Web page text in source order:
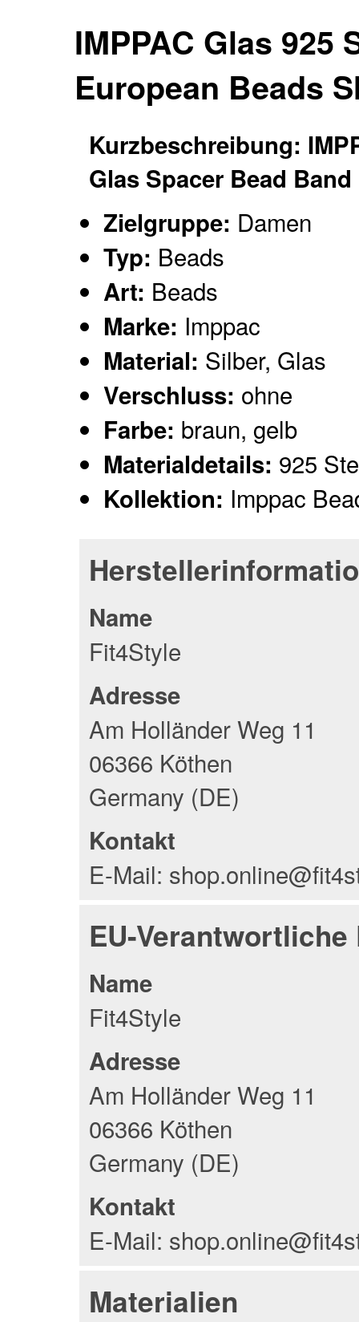
IMPPAC Glas 925
European Beads
Kurzbeschreibung:
Glas Spacer Bead Band
Zielgruppe: Damen
Typ: Beads
Art: Beads
Marke: Imppac
Material: Silber, Glas
Verschluss: ohne
Farbe: braun, gelb
Materialdetails: 925
Kollektion: Imppac
Name
Fit4Style
Adresse
Am Holländer Weg 11
06366 Köthen
Germany (DE)
Kontakt
E-Mail:
EU-Verantwortliche
Name
Fit4Style
Adresse
Am Holländer Weg 11
06366 Köthen
Germany (DE)
Kontakt
E-Mail:
Materialien